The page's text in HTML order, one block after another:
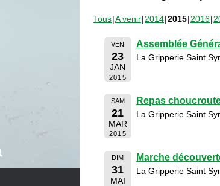
Tous A venir 2014 2015 2016
VEN
23
JAN
2015
Assemblée
La Gripperie Saint
SAM
21
MAR
2015
Repas
La Gripperie Saint
DIM
31
MAI
Marche
La Gripperie Saint